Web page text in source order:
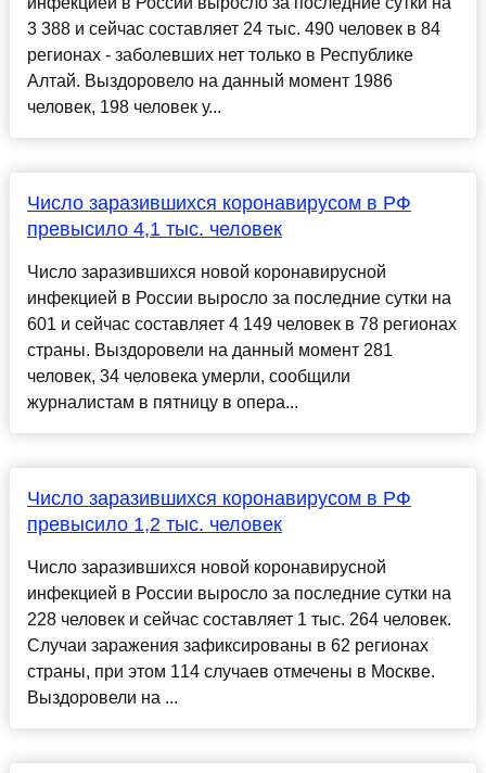
3 388 и сейчас составляет 24 тыс. 490 человек в 84
регионах - заболевших нет только в Республике
Алтай. Выздоровело на данный момент 1986
человек, 198 человек у...
Число заразившихся коронавирусом в РФ
превысило 4,1 тыс. человек
Число заразившихся новой коронавирусной
инфекцией в России выросло за последние сутки на
601 и сейчас составляет 4 149 человек в 78 регионах
страны. Выздоровели на данный момент 281
человек, 34 человека умерли, сообщили
журналистам в пятницу в опера...
Число заразившихся коронавирусом в РФ
превысило 1,2 тыс. человек
Число заразившихся новой коронавирусной
инфекцией в России выросло за последние сутки на
228 человек и сейчас составляет 1 тыс. 264 человек.
Случаи заражения зафиксированы в 62 регионах
страны, при этом 114 случаев отмечены в Москве.
Выздоровели на ...